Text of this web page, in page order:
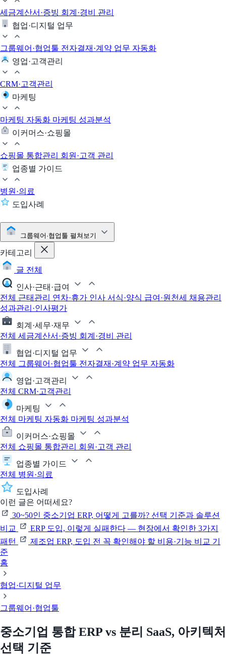
세금계산서·증빙 회계·경비 관리
협업·디지털 업무
그룹웨어·협업툴 전자결재·계약 업무 자동화
영업·고객관리
CRM·고객관리
마케팅
마케팅 자동화 마케팅 성과분석
이커머스·쇼핑몰
쇼핑몰 통합관리 회원·고객 관리
업종별 가이드
병원·의료
도입사례
그룹웨어·협업툴 펼쳐보기
카테고리
글 전체
인사·근태·급여
전체 근태관리 연차·휴가 인사 서식·양식 급여·원천세 채용관리
성과관리·인사평가
회계·세무·재무
전체 세금계산서·증빙 회계·경비 관리
협업·디지털 업무
전체
그룹웨어·협업툴 전자결재·계약 업무 자동화
영업·고객관리
전체 CRM·고객관리
마케팅
전체 마케팅 자동화 마케팅 성과분석
이커머스·쇼핑몰
전체 쇼핑몰 통합관리 회원·고객 관리
업종별 가이드
전체 병원·의료
도입사례
이런 글은 어떠세요?
30~50인 중소기업 ERP, 어떻게 고를까? 선택 기준과 솔루션
비교
ERP 도입, 이렇게 실패한다 — 현장에서 확인한 3가지
패턴
제조업 ERP, 도입 전 꼭 확인해야 할 비용·기능 비교 기
준
홈
협업·디지털 업무
그룹웨어·협업툴
중소기업 통합 ERP vs 분리 SaaS, 아키텍처
선택 기준